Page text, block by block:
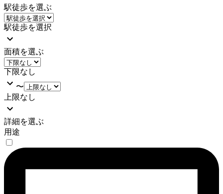
駅徒歩を選ぶ
駅徒歩を選択
面積を選ぶ
下限なし
〜
上限なし
詳細を選ぶ
用途